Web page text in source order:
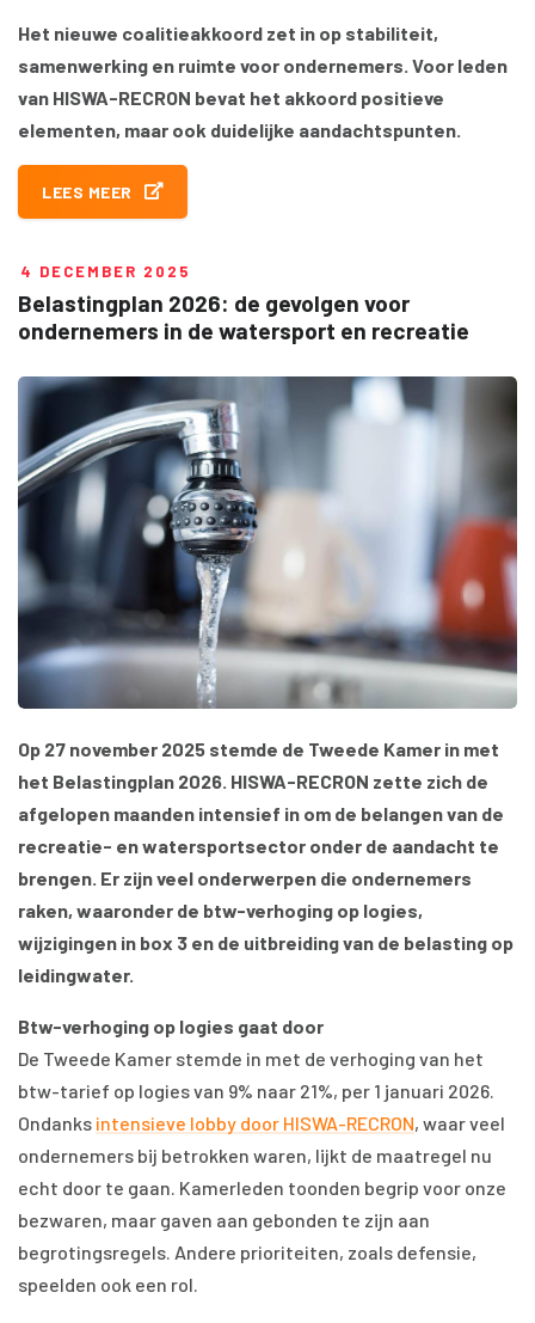
Het nieuwe coalitieakkoord zet in op stabiliteit,
samenwerking en ruimte voor ondernemers. Voor leden
van HISWA-RECRON bevat het akkoord positieve
elementen, maar ook duidelijke aandachtspunten.
LEES MEER
4 DECEMBER 2025
Belastingplan 2026: de gevolgen voor
ondernemers in de watersport en recreatie
Op 27 november 2025 stemde de Tweede Kamer in met
het Belastingplan 2026. HISWA-RECRON zette zich de
afgelopen maanden intensief in om de belangen van de
recreatie- en watersportsector onder de aandacht te
brengen. Er zijn veel onderwerpen die ondernemers
raken, waaronder de btw-verhoging op logies,
wijzigingen in box 3 en de uitbreiding van de belasting op
leidingwater.
Btw-verhoging op logies gaat door
De Tweede Kamer stemde in met de verhoging van het
btw-tarief op logies van 9% naar 21%, per 1 januari 2026.
Ondanks intensieve lobby door HISWA-RECRON, waar veel
ondernemers bij betrokken waren, lijkt de maatregel nu
echt door te gaan. Kamerleden toonden begrip voor onze
bezwaren, maar gaven aan gebonden te zijn aan
begrotingsregels. Andere prioriteiten, zoals defensie,
speelden ook een rol.